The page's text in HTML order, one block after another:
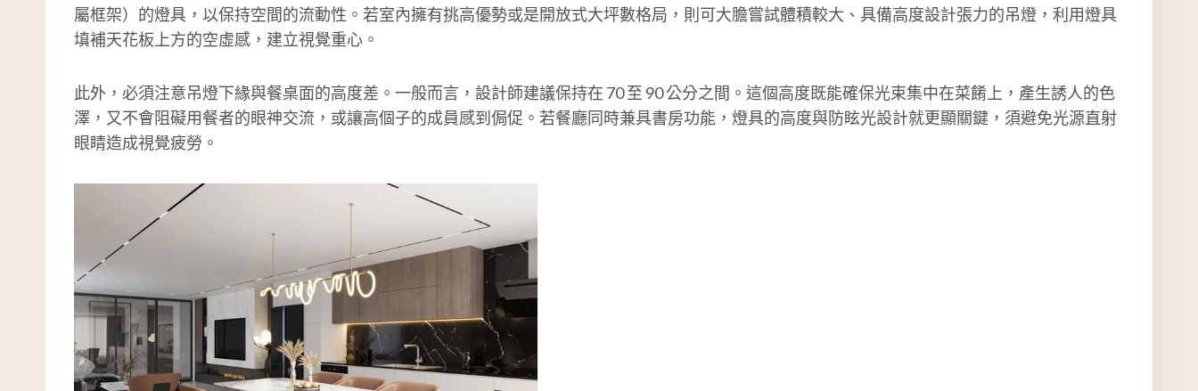
屬框架）的燈具，以保持空間的流動性。若室內擁有挑高優勢或是開放式大坪數格局，則可大膽嘗試體積較大、具備高度設計張力的吊燈，利用燈具
填補天花板上方的空虛感，建立視覺重心。
此外，必須注意吊燈下緣與餐桌面的高度差。一般而言，設計師建議保持在 70 至 90 公分之間。這個高度既能確保光束集中在菜餚上，產生誘人的色
澤，又不會阻礙用餐者的眼神交流，或讓高個子的成員感到侷促。若餐廳同時兼具書房功能，燈具的高度與防眩光設計就更顯關鍵，須避免光源直射
眼睛造成視覺疲勞。